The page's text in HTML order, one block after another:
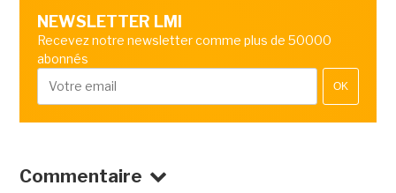
NEWSLETTER LMI
Recevez notre newsletter comme plus de 50000
abonnés
OK
Commentaire